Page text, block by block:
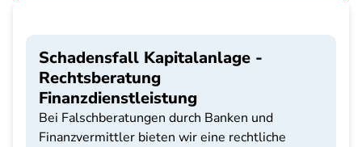
Schadensfall Kapitalanlage -
Rechtsberatung
Finanzdienstleistung
Bei Falschberatungen durch Banken und
Finanzvermittler bieten wir eine rechtliche